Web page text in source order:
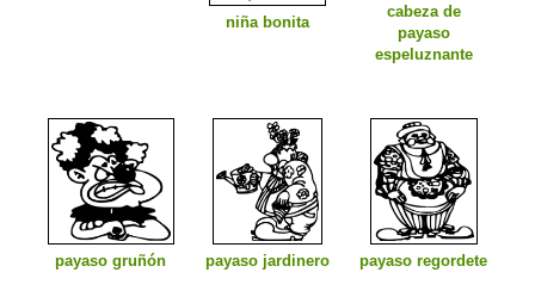
niña bonita
cabeza de
payaso
espeluznante
payaso gruñón payaso jardinero payaso regordete